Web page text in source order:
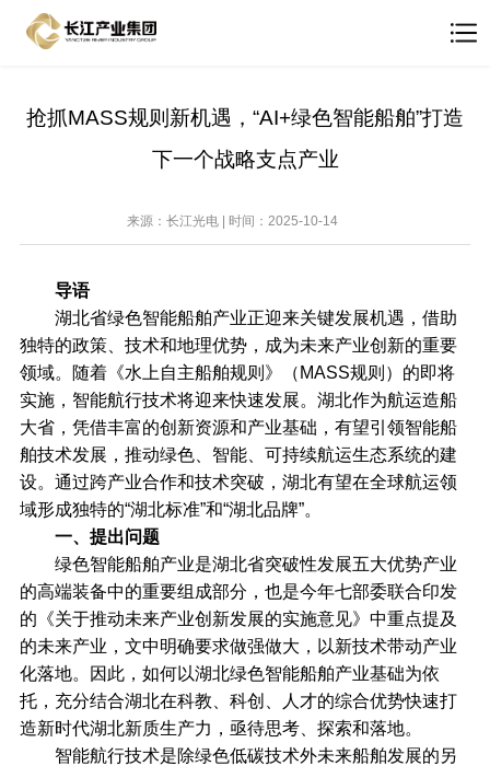
抢抓MASS规则新机遇，“AI+绿色智能船舶”打造
下一个战略支点产业
来源：长江光电 | 时间：2025-10-14
导语
湖北省绿色智能船舶产业正迎来关键发展机遇，借助
独特的政策、技术和地理优势，成为未来产业创新的重要
领域。随着《水上自主船舶规则》（MASS规则）的即将
实施，智能航行技术将迎来快速发展。湖北作为航运造船
大省，凭借丰富的创新资源和产业基础，有望引领智能船
舶技术发展，推动绿色、智能、可持续航运生态系统的建
设。通过跨产业合作和技术突破，湖北有望在全球航运领
域形成独特的“湖北标准”和“湖北品牌”。
一、提出问题
绿色智能船舶产业是湖北省突破性发展五大优势产业
的高端装备中的重要组成部分，也是今年七部委联合印发
的《关于推动未来产业创新发展的实施意见》中重点提及
的未来产业，文中明确要求做强做大，以新技术带动产业
化落地。因此，如何以湖北绿色智能船舶产业基础为依
托，充分结合湖北在科教、科创、人才的综合优势快速打
造新时代湖北新质生产力，亟待思考、探索和落地。
智能航行技术是除绿色低碳技术外未来船舶发展的另